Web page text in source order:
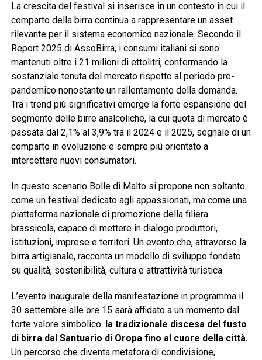
La crescita del festival si inserisce in un contesto in cui il
comparto della birra continua a rappresentare un asset
rilevante per il sistema economico nazionale. Secondo il
Report 2025 di AssoBirra, i consumi italiani si sono
mantenuti oltre i 21 milioni di ettolitri, confermando la
sostanziale tenuta del mercato rispetto al periodo pre-
pandemico nonostante un rallentamento della domanda.
Tra i trend più significativi emerge la forte espansione del
segmento delle birre analcoliche, la cui quota di mercato è
passata dal 2,1% al 3,9% tra il 2024 e il 2025, segnale di un
comparto in evoluzione e sempre più orientato a
intercettare nuovi consumatori.
In questo scenario Bolle di Malto si propone non soltanto
come un festival dedicato agli appassionati, ma come una
piattaforma nazionale di promozione della filiera
brassicola, capace di mettere in dialogo produttori,
istituzioni, imprese e territori. Un evento che, attraverso la
birra artigianale, racconta un modello di sviluppo fondato
su qualità, sostenibilità, cultura e attrattività turistica.
L’evento inaugurale della manifestazione in programma il
30 settembre alle ore 15 sarà affidato a un momento dal
forte valore simbolico: la tradizionale discesa del fusto
di birra dal Santuario di Oropa fino al cuore della città.
Un percorso che diventa metafora di condivisione,